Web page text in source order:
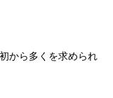
から多くを求められ